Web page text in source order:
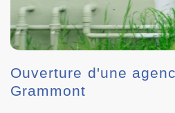
Ouverture d'une
Grammont